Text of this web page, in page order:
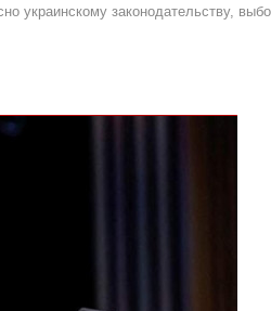
украинскому законодательству,